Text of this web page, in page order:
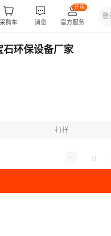
环保设备厂家
打样